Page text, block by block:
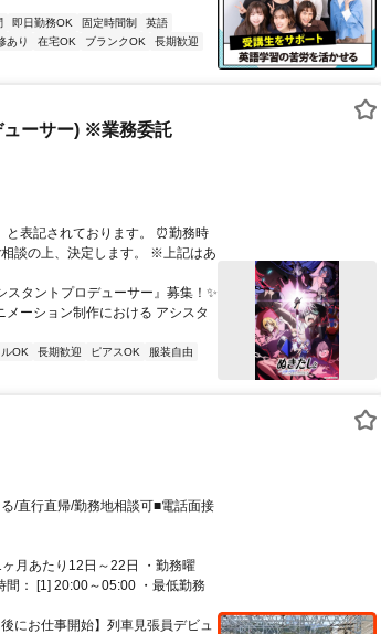
即日勤務OK 固定時間制
英語
あり 在宅OK ブランクOK
長期歓迎
ューサー) ※業務委託
表記されております。 ⏰勤務時
談の上、決定します。 ※上記はあ
タントプロデューサー』募集！✨
ーション制作における アシスタ
OK 長期歓迎 ピアスOK
服装自由
/直行直帰/勤務地相談可■電話面接
月あたり12日～22日 ・勤務曜
間： [1] 20:00～05:00 ・最低勤務
にお仕事開始】列車見張員デビュ